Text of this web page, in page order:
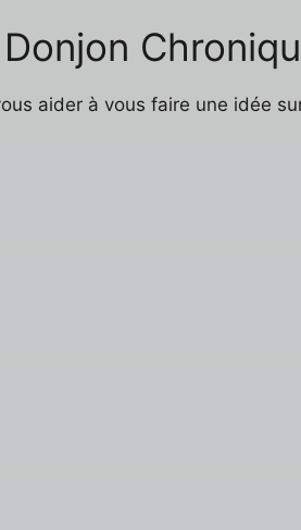
aider à vous faire une idée